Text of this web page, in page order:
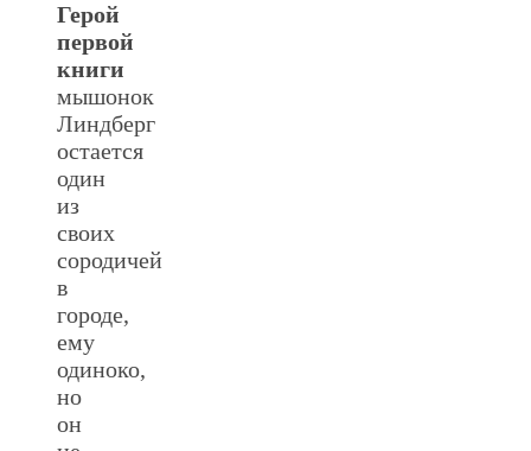
Герой
первой
книги
мышонок
Линдберг
остается
один
из
своих
сородичей
в
городе,
ему
одиноко,
но
он